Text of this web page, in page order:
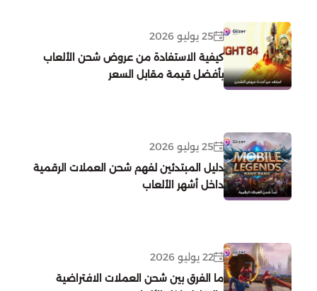
City of Crime: Gang Wars
Indus Battle Royale
Top Eleven Football Manager
Crystalfall
Magic Chess : Go Go
25 يوليو 2026
كيفية الاستفادة من عروض شحن الألعاب
بأفضل قيمة مقابل السعر
25 يوليو 2026
دليل المبتدئين لفهم شحن العملات الرقمية
داخل أشهر الألعاب
22 يوليو 2026
ما الفرق بين شحن العملات الافتراضية